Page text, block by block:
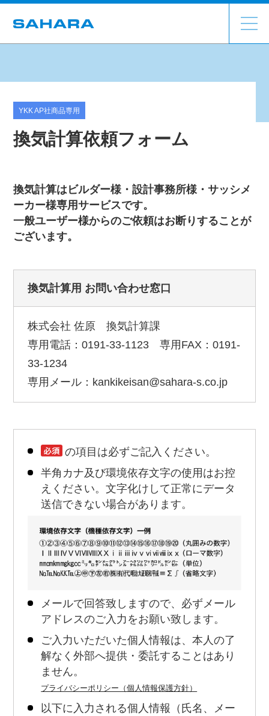
YKK AP社商品専用
換気計算依頼フォーム
換気計算はビルダー様・設計事務所様・サッシメ
ーカー様専用サービスです。
一般ユーザー様からのご依頼はお断りすることが
ございます。
換気計算用 お問い合わせ窓口
株式会社 佐原 換気計算課
専用電話：0191-33-1123 専用FAX：0191-
33-1234
専用メール：kankikeisan@sahara-s.co.jp
の項目は必ずご記入ください。
半角カナ及び環境依存文字の使用はお控
えください。文字化けして正常にデータ
送信できない場合があります。
メールで回答致しますので、必ずメール
アドレスのご入力をお願い致します。
ご入力いただいた個人情報は、本人の了
解なく外部へ提供・委託することはあり
ません。
プライバシーポリシー（個人情報保護方針）
以下に入力される個人情報（氏名、メー